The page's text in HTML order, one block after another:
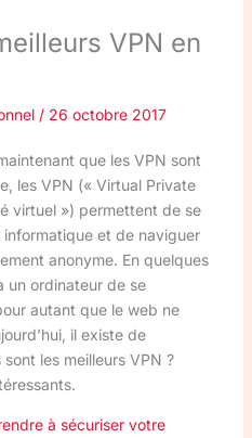
VPN en
/ 26 octobre 2017
que les VPN sont
les VPN (« Virtual Private
virtuel ») permettent de se
et de naviguer
anonyme. En quelques
un ordinateur de se
autant que le web ne
il existe de
les meilleurs VPN ?
à sécuriser votre